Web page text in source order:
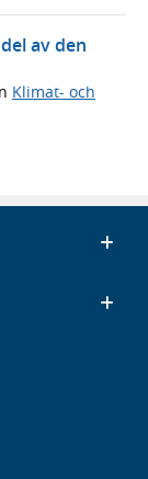
av den
Klimat- och